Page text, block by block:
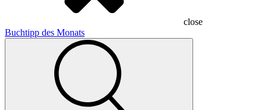
close
Buchtipp des Monats